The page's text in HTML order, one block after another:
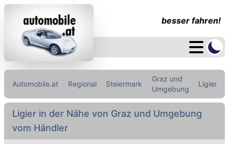
besser fahren!
Automobile.at Regional Steiermark
Graz und
Umgebung
Ligier
Ligier in der Nähe von Graz und Umgebung
vom Händler